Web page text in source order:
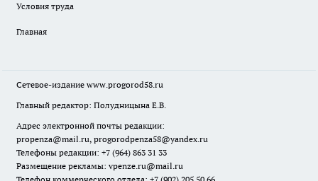
Условия труда
Главная
Сетевое-издание www.progorod58.ru
Главный редактор: Полудницына Е.В.
Адрес электронной почты редакции:
propenza@mail.ru, progorodpenza58@yandex.ru
Телефоны редакции: +7 (964) 863 31 33
Размещение рекламы: vpenze.ru@mail.ru